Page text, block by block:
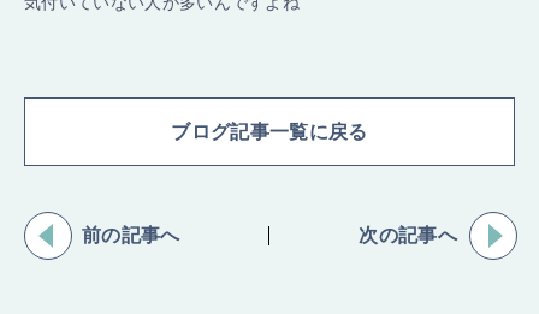
ブログ記事一覧に戻る
前の記事へ 次の記事へ